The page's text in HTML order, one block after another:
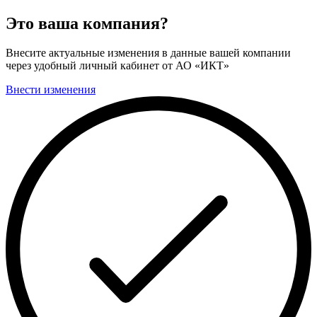
Это ваша компания?
Внесите актуальные изменения в данные вашей компании
через удобный личный кабинет от АО «ИКТ»
Внести изменения